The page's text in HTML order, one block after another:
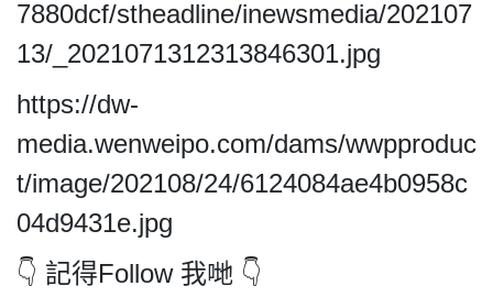
7880dcf/stheadline/inewsmedia/202107
13/_2021071312313846301.jpg
https://dw-
media.wenweipo.com/dams/wwpproduc
t/image/202108/24/6124084ae4b0958c
04d9431e.jpg
👇 記得Follow 我哋 👇